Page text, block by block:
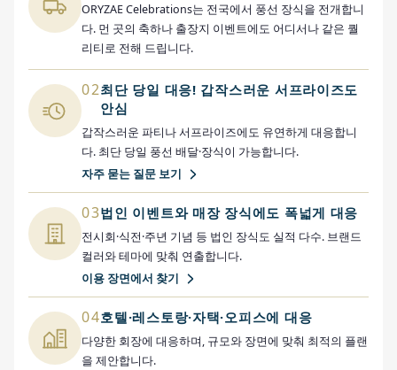
ORYZAE Celebrations는 전국에서 풍선 장식을 전개합니
다. 먼 곳의 축하나 출장지 이벤트에도 어디서나 같은 퀄
리티로 전해 드립니다.
02최단 당일 대응! 갑작스러운 서프라이즈도
안심
갑작스러운 파티나 서프라이즈에도 유연하게 대응합니
다. 최단 당일 풍선 배달·장식이 가능합니다.
자주 묻는 질문 보기
03법인 이벤트와 매장 장식에도 폭넓게 대응
전시회·식전·주년 기념 등 법인 장식도 실적 다수. 브랜드
컬러와 테마에 맞춰 연출합니다.
이용 장면에서 찾기
04호텔·레스토랑·자택·오피스에 대응
다양한 회장에 대응하며, 규모와 장면에 맞춰 최적의 플랜
을 제안합니다.